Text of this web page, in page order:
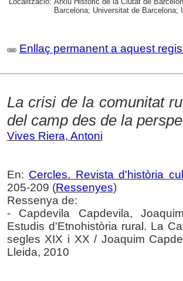
Barcelona; Universitat de Barcelona;
Enllaç permanent a aquest
La crisi de la comunitat
del camp des de la
Vives Riera, Antoni
En: Cercles. Revista d'història
205-209 (Ressenyes)
Ressenya de:
- Capdevila Capdevila,
Estudis d'Etnohistòria rural. La
segles XIX i XX / Joaquim
Lleida, 2010